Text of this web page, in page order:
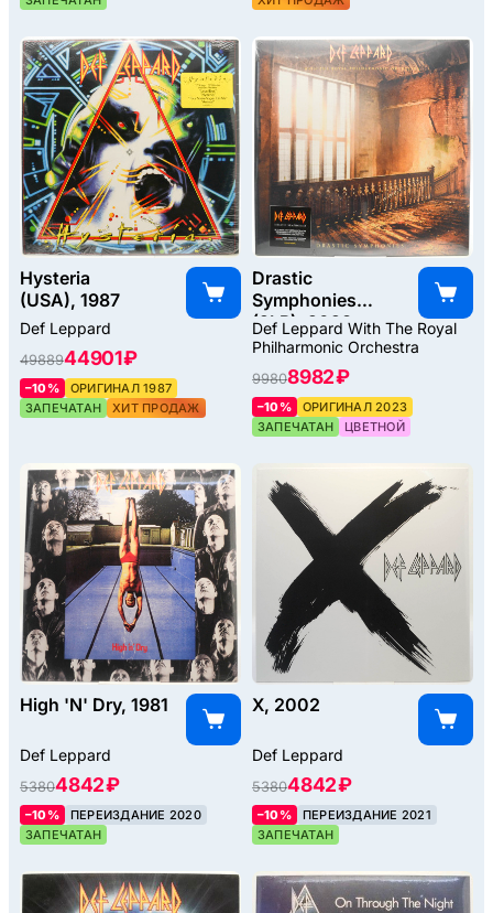
Hysteria
(USA), 1987
Def Leppard
4988944901 ₽
–10%
ОРИГИНАЛ 1987
ЗАПЕЧАТАН
ХИТ ПРОДАЖ
Drastic
Symphonies
(2LP), 2023
Def Leppard With The Royal
Philharmonic Orchestra
99808982 ₽
–10%
ОРИГИНАЛ 2023
ЗАПЕЧАТАН
ЦВЕТНОЙ
High 'N' Dry, 1981
Def Leppard
53804842 ₽
–10%
ПЕРЕИЗДАНИЕ 2020
ЗАПЕЧАТАН
X, 2002
Def Leppard
53804842 ₽
–10%
ПЕРЕИЗДАНИЕ 2021
ЗАПЕЧАТАН